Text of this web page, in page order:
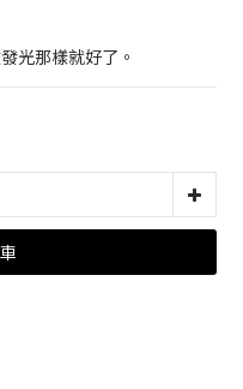
光那樣就好了。